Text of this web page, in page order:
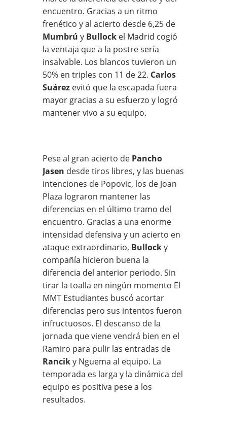
encuentro. Gracias a un ritmo
frenético y al acierto desde 6,25 de
Mumbrú y Bullock el Madrid cogió
la ventaja que a la postre sería
insalvable. Los blancos tuvieron un
50% en triples con 11 de 22. Carlos
Suárez evitó que la escapada fuera
mayor gracias a su esfuerzo y logró
mantener vivo a su equipo.
Pese al gran acierto de Pancho
Jasen desde tiros libres, y las buenas
intenciones de Popovic, los de Joan
Plaza lograron mantener las
diferencias en el último tramo del
encuentro. Gracias a una enorme
intensidad defensiva y un acierto en
ataque extraordinario, Bullocky
compañía hicieron buena la
diferencia del anterior periodo. Sin
tirar la toalla en ningún momento El
MMT Estudiantes buscó acortar
diferencias pero sus intentos fueron
infructuosos. El descanso de la
jornada que viene vendrá bien en el
Ramiro para pulir las entradas de
Ranciky Nguema al equipo. La
temporada es larga y la dinámica del
equipo es positiva pese a los
resultados.